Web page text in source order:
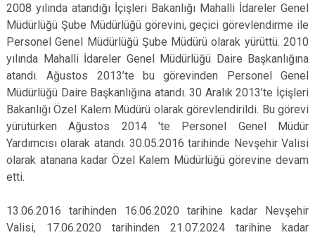
2008 yılında atandığı İçişleri Bakanlığı Mahalli İdareler Genel
Müdürlüğü Şube Müdürlüğü görevini, geçici görevlendirme ile
Personel Genel Müdürlüğü Şube Müdürü olarak yürüttü. 2010
yılında Mahalli İdareler Genel Müdürlüğü Daire Başkanlığına
atandı. Ağustos 2013’te bu görevinden Personel Genel
Müdürlüğü Daire Başkanlığına atandı. 30 Aralık 2013’te İçişleri
Bakanlığı Özel Kalem Müdürü olarak görevlendirildi. Bu görevi
yürütürken Ağustos 2014 'te Personel Genel Müdür
Yardımcısı olarak atandı. 30.05.2016 tarihinde Nevşehir Valisi
olarak atanana kadar Özel Kalem Müdürlüğü görevine devam
etti.
13.06.2016 tarihinden 16.06.2020 tarihine kadar Nevşehir
Valisi, 17.06.2020 tarihinden 21.07.2024 tarihine kadar